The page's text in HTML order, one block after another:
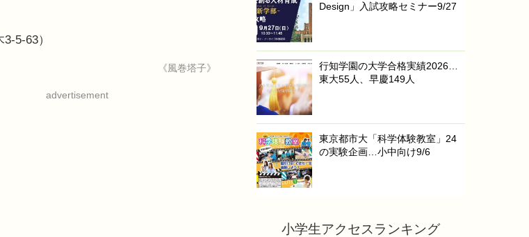
5-63）
《風巻塔子》
advertisement
Design」入試攻略セミナー9/27
行知学園の大学合格実績2026…
東大55人、早慶149人
東京都市大「科学体験教室」24
の実験企画…小中向け9/6
小学生アクセスランキング